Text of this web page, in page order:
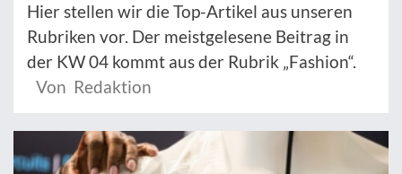
Hier stellen wir die Top-Artikel aus unseren
Rubriken vor. Der meistgelesene Beitrag in
der KW 04 kommt aus der Rubrik „Fashion“.
Von Redaktion